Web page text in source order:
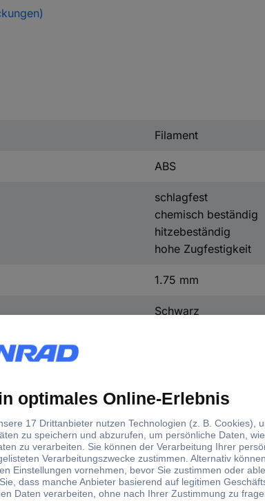
Filament
ABS
schlagfest
chemisch beständig
hitzebeständig
hohe Zugfestigkeit
1.75 mm
Schwarz
270 °C
750 g
1 St.